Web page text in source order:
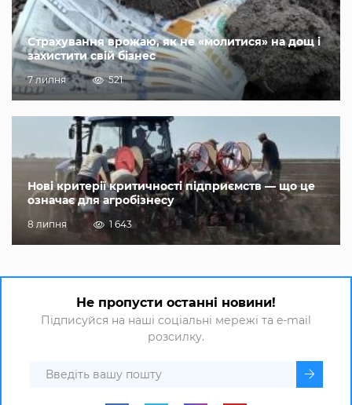
Страхування врожаю, як не «молитися» на дощ і
захистити свій бізнес
7 липня 521
Нові критерії критичності підприємств — що це
означає для агробізнесу
8 липня 1 643
Не пропусти останні новини!
Підписуйся на наші соціальні мережі та e-mail
розсилку.